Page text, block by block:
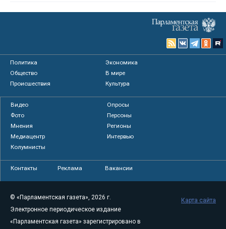
Политика
Экономика
Общество
В мире
Происшествия
Культура
Видео
Опросы
Фото
Персоны
Мнения
Регионы
Медиацентр
Интервью
Колумнисты
Контакты Реклама Вакансии
© «Парламентская газета», 2026 г.
Электронное периодическое издание
«Парламентская газета» зарегистрировано в
Карта сайта